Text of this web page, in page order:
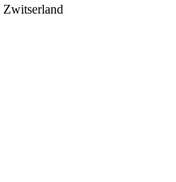
Zwitserland